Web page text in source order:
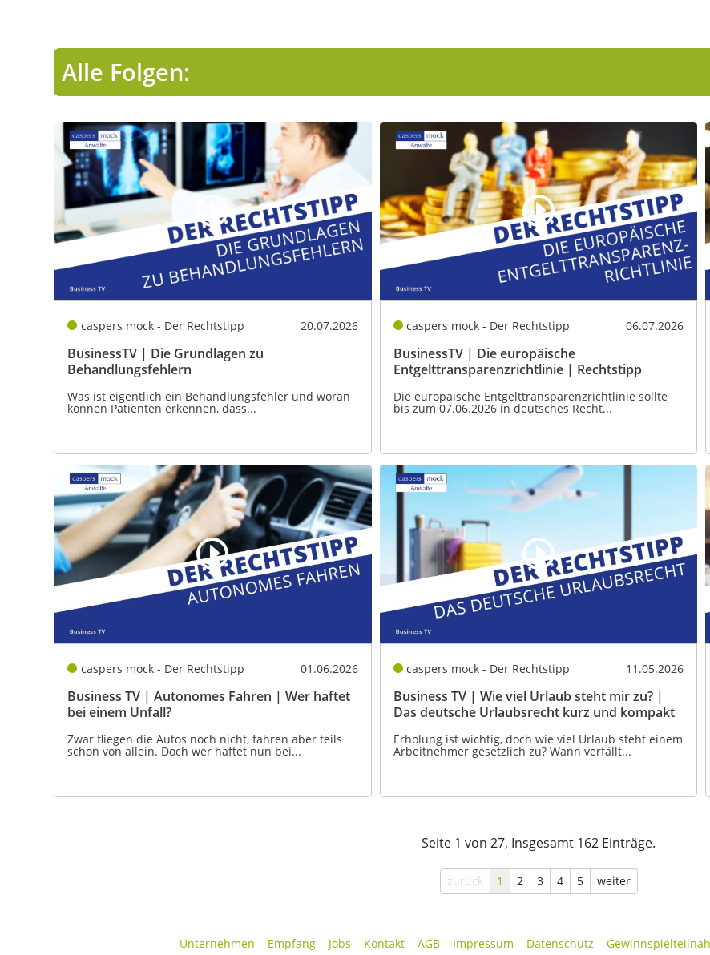
Alle Folgen:
caspers mock - Der Rechtstipp 20.07.2026
BusinessTV | Die Grundlagen zu
Behandlungsfehlern
Was ist eigentlich ein Behandlungsfehler und woran
können Patienten erkennen, dass...
caspers mock - Der Rechtstipp 06.07.2026
BusinessTV | Die europäische
Entgelttransparenzrichtlinie | Rechtstipp
Die europäische Entgelttransparenzrichtlinie sollte
bis zum 07.06.2026 in deutsches Recht...
caspers mock - Der Rechtstipp 01.06.2026
Business TV | Autonomes Fahren | Wer haftet
bei einem Unfall?
Zwar fliegen die Autos noch nicht, fahren aber teils
schon von allein. Doch wer haftet nun bei...
caspers mock - Der Rechtstipp 11.05.2026
Business TV | Wie viel Urlaub steht mir zu? |
Das deutsche Urlaubsrecht kurz und kompakt
Erholung ist wichtig, doch wie viel Urlaub steht einem
Arbeitnehmer gesetzlich zu? Wann verfällt...
Seite 1 von 27, Insgesamt 162 Einträge.
zurück 1 2 3 4 5 weiter
Unternehmen Empfang Jobs Kontakt AGB Impressum Datenschutz